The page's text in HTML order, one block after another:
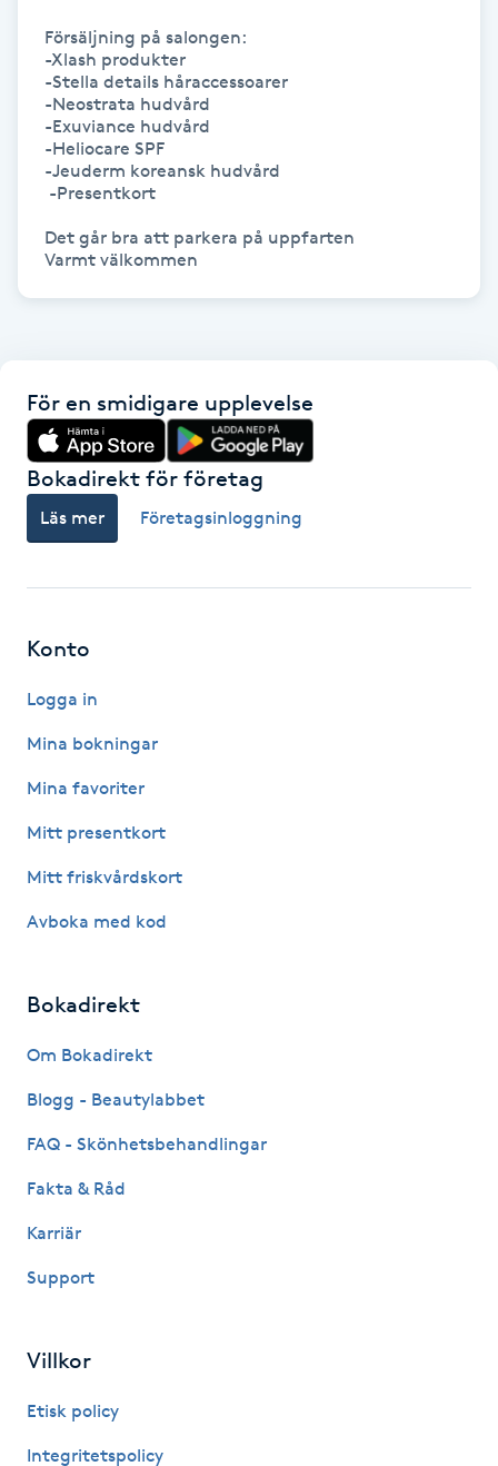
Hot yoga
Hudföryngring
Huduppstramning
Hudvård
Hyaluronsyra
Hypnos
Hårborttagning
Hårbottenbehandling
Hälsprickor
Idrottsmassage
IPL hårborttagning
Kemisk peeling
Försäljning på salongen:
-Xlash produkter
-Stella details håraccessoarer
-Neostrata hudvård
-Exuviance hudvård
-Heliocare SPF
-Jeuderm koreansk hudvård
Det går bra att parkera på uppfarten
Varmt välkommen
För en smidigare upplevelse
Bokadirekt för företag
Läs mer Företagsinloggning
Konto
Logga in
Mina bokningar
Mina favoriter
Mitt presentkort
Mitt friskvårdskort
Avboka med kod
Bokadirekt
Om Bokadirekt
Blogg - Beautylabbet
FAQ - Skönhetsbehandlingar
Fakta & Råd
Karriär
Support
Villkor
Etisk policy
Integritetspolicy